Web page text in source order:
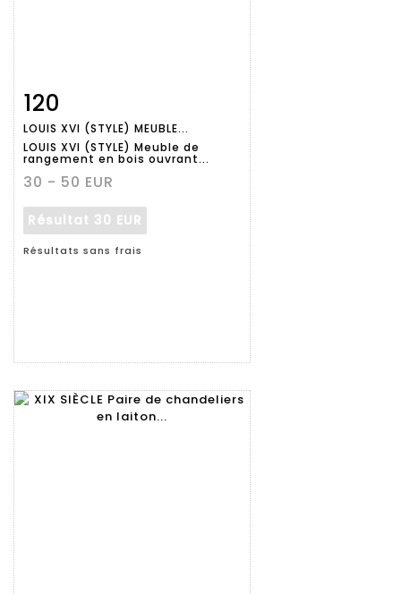
détaillée
120
LOUIS XVI (STYLE) MEUBLE...
LOUIS XVI (STYLE) Meuble de
rangement en bois ouvrant...
30 - 50 EUR
Résultat 30 EUR
Résultats sans frais